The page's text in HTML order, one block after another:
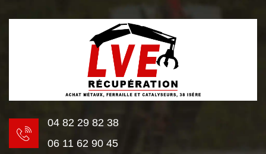
04 82 29 82 38
06 11 62 90 45